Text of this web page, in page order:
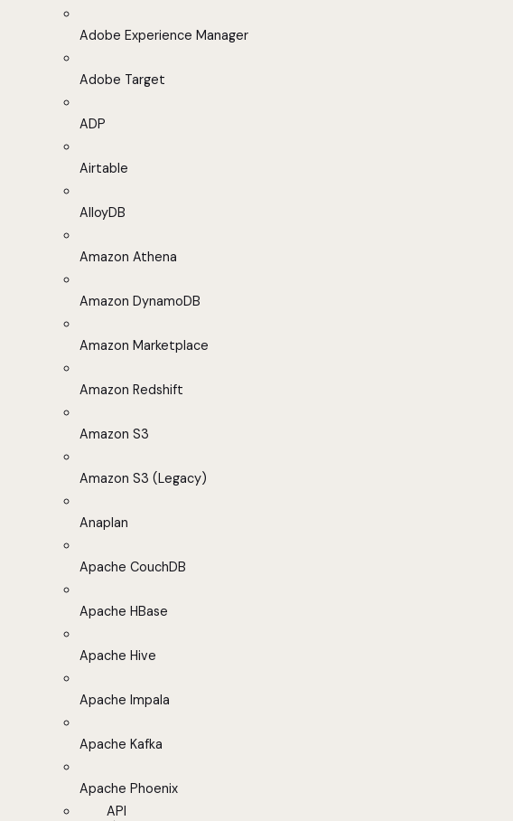
Adobe Experience Manager
Adobe Target
ADP
Airtable
AlloyDB
Amazon Athena
Amazon DynamoDB
Amazon Marketplace
Amazon Redshift
Amazon S3
Amazon S3 (Legacy)
Anaplan
Apache CouchDB
Apache HBase
Apache Hive
Apache Impala
Apache Kafka
Apache Phoenix
API